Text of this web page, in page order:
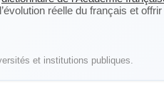
réelle du français et
et institutions publiques.